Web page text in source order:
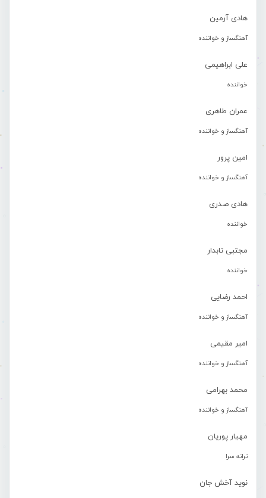
هادی آرمین
آهنگساز و خواننده
علی ابراهیمی
خواننده
عمران طاهری
آهنگساز و خواننده
امین پرور
آهنگساز و خواننده
هادی صدری
خواننده
مجتبی تابدار
خواننده
احمد رضایی
آهنگساز و خواننده
امیر مقیمی
آهنگساز و خواننده
محمد بهرامی
آهنگساز و خواننده
مهیار پوریان
ترانه سرا
نوید آخش جان